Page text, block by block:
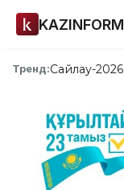
KAZINFORM
Тренд:Сайлау-2026